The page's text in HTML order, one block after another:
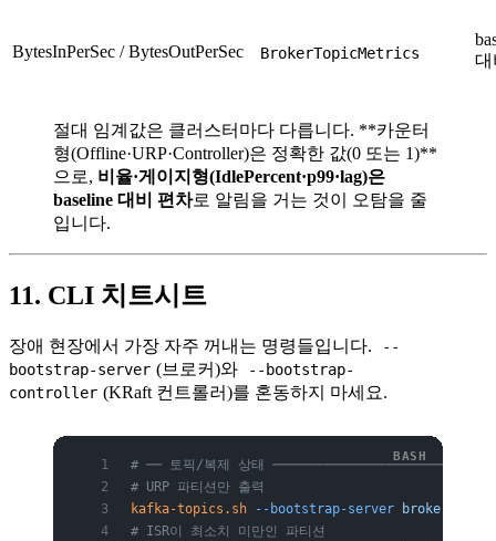
BytesInPerSec / BytesOutPerSec BrokerTopicMetrics
대
절대 임계값은 클러스터마다 다릅니다. **카운터
형(Offline·URP·Controller)은 정확한 값(0 또는 1)**
으로, 비율·게이지형(IdlePercent·p99·lag)은
baseline 대비 편차로 알림을 거는 것이 오탐을 줄
입니다.
11. CLI 치트시트
장애 현장에서 가장 자주 꺼내는 명령들입니다.
--
bootstrap-server (브로커)와
--bootstrap-
controller (KRaft 컨트롤러)를 혼동하지 마세요.
# ── 토픽/복제 상태
# URP 파티션만 출력
kafka-topics.sh --bootstrap-server broker:9092
# ISR이 최소치 미만인 파티션